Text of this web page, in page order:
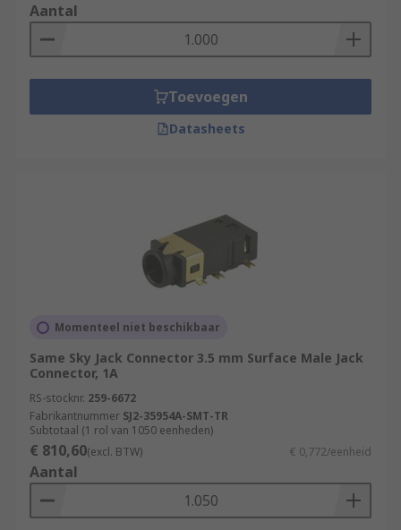
Aantal
Toevoegen
Datasheets
Momenteel niet beschikbaar
Same Sky Jack Connector 3.5 mm Surface Male Jack
Connector, 1A
RS-stocknr. 259-6672
Fabrikantnummer SJ2-35954A-SMT-TR
Subtotaal (1 rol van 1050 eenheden)
€ 810,60(excl. BTW) € 0,772/eenheid
Aantal